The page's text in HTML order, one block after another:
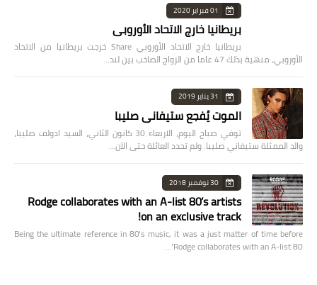
01 فبراير 2020
بريطانيا خارج الاتحاد الأوروبي
بريطانيا خارج الاتحاد الأوروبي Share خرجت بريطانيا من الاتحاد
الأوروبي، منهية بذلك 47 عاما من الزواج الصاخب بين لند…
31 يناير 2019
الموت يُفجع ستيفاني صليبا
توفي صباح اليوم، الاربعاء 30 كانون الثاني، السيد ادولف صليبا،
والد الممثلة ستيفاني صليبا. ولم تحدد العائلة حتى الآن…
30 نوفمبر 2018
Rodge collaborates with an A-list 80’s artists
on an exclusive track!
Being the ultimate reference in 80’s music, it was a just matter of time before
Rodge collaborates with an A-list 80’…